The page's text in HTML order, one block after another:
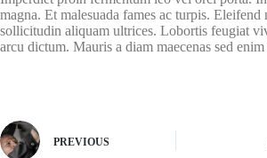
magna. Et malesuada fames ac turpis.
sollicitudin aliquam ultrices. Lobortis feugiat
arcu dictum. Mauris a diam maecenas sed
PREVIOUS